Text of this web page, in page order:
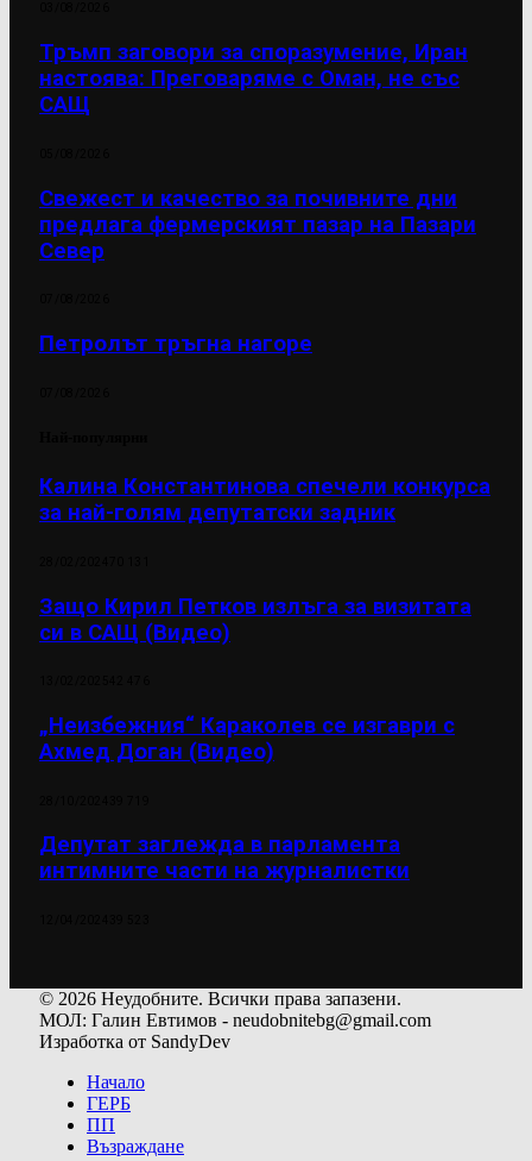
Тръмп заговори за споразумение, Иран
настоява: Преговаряме с Оман, не със
САЩ
Свежест и качество за почивните дни
предлага фермерският пазар на Пазари
Север
Петролът тръгна нагоре
Калина Константинова спечели конкурса
за най-голям депутатски задник
Защо Кирил Петков излъга за визитата
си в САЩ (Видео)
„Неизбежния“ Караколев се изгаври с
Ахмед Доган (Видео)
Депутат заглежда в парламента
интимните части на журналистки
© 2026 Неудобните. Всички права запазени.
МОЛ: Галин Евтимов - neudobnitebg@gmail.com
Изработка от SandyDev
Начало
ГЕРБ
ПП
Възраждане